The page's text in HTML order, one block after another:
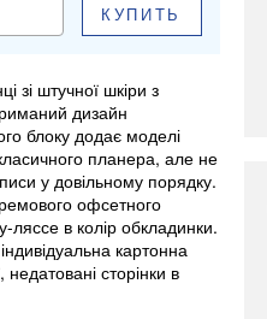
КУПИТЬ
зі штучної шкіри з
дизайн
блоку додає моделі
планера, але не
у довільному порядку.
офсетного
ляссе в колір обкладинки.
картонна
сторінки в